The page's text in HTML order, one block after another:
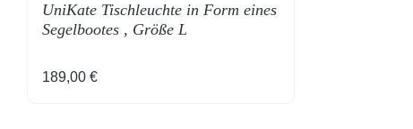
UniKate Tischleuchte in Form eines
Segelbootes , Größe L
Regulärer Preis:
189,00 €